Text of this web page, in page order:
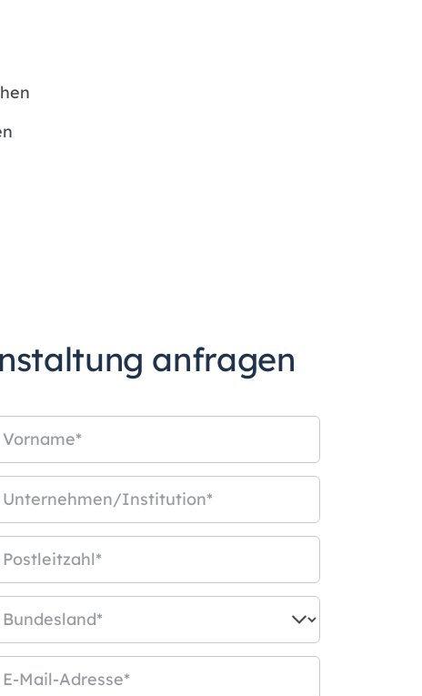
anfragen
Vorname*
Unternehmen/Institution*
Postleitzahl*
Bundesland*
E-Mail-Adresse*